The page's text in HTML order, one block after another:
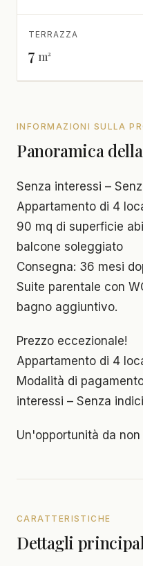
TERRAZZA
7 m²
INFORMAZIONI SULLA
Panoramica
Senza interessi –
Appartamento di 4
90 mq di superficie
balcone soleggiato
Consegna: 36 mesi
Suite parentale con
bagno aggiuntivo.
Prezzo eccezionale!
Appartamento di 4
Modalità di
interessi – Senza
Un'opportunità da
CARATTERISTICHE
Dettagli